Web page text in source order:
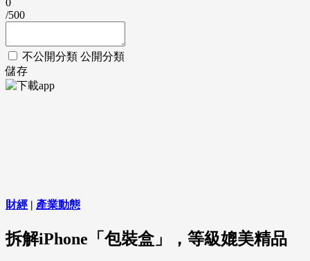
0
/500
不公開分類 公開分類
儲存
財經 | 產業動態
拆解iPhone「包裝盒」，等級媲美精品